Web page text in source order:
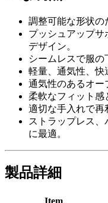
調整可能な形状の
プッシュアップ
デザイン。
シームレスで服の
軽量、通気性、快
通気性のあるオー
柔軟なフィット感
適切な手入れで再
ストラップレス
に最適。
製品詳細